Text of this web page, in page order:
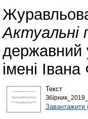
Актуальні
державний
імені
Текст
Завантажити